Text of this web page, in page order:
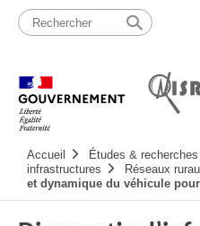
Passer
contenu
principale
Accueil Études & recherches
infrastructures
Réseaux
et dynamique du véhicule